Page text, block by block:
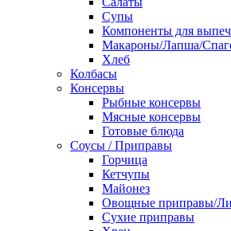
Супы
Компоненты для
Макароны/Лапша/
Хлеб
Колбасы
Консервы
Рыбные консервы
Мясные консервы
Готовые блюда
Соусы / Приправы
Горчица
Кетчупы
Майонез
Овощные приправы/
Сухие приправы